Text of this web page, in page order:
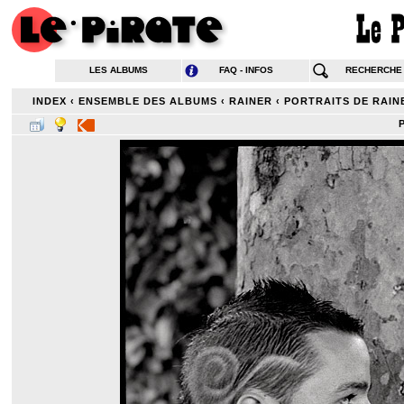
LES ALBUMS FAQ - INFOS RECHERCHE
INDEX ‹ ENSEMBLE DES ALBUMS ‹ RAINER ‹ PORTRAITS DE